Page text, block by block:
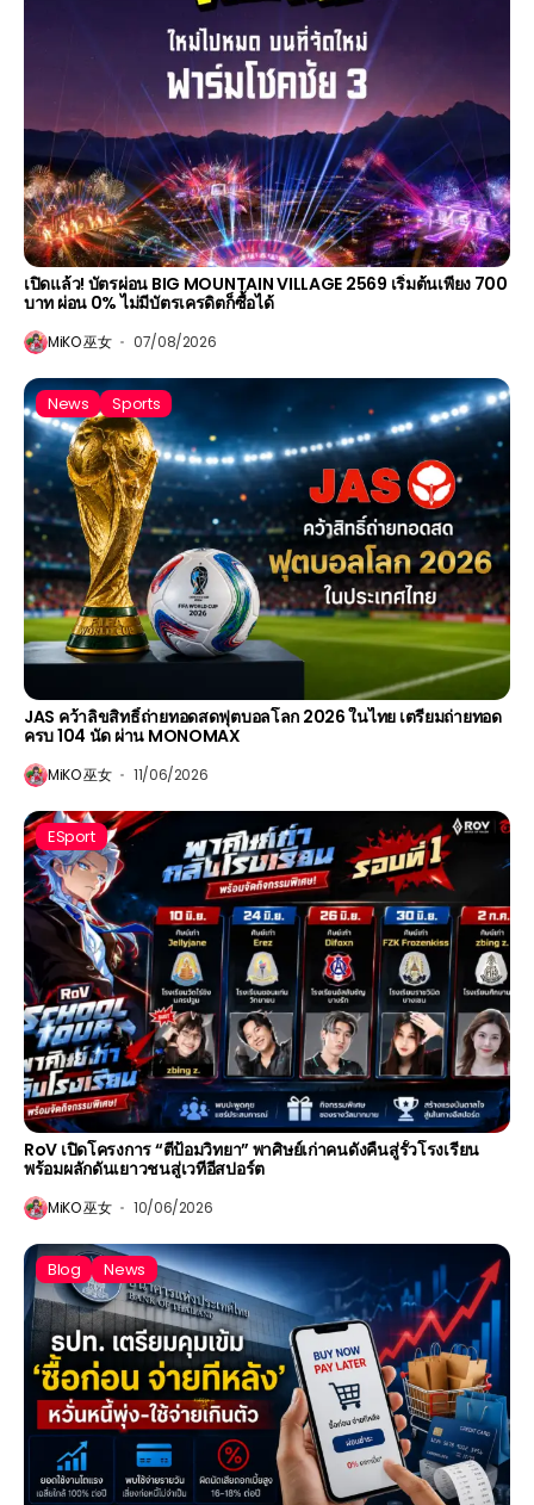
เปิดแล้ว! บัตรผ่อน BIG MOUNTAIN VILLAGE 2569 เริ่มต้นเพียง 700
บาท ผ่อน 0% ไม่มีบัตรเครดิตก็ซื้อได้
MiKO 巫女 07/08/2026
News Sports
JAS คว้าลิขสิทธิ์ถ่ายทอดสดฟุตบอลโลก 2026 ในไทย เตรียมถ่ายทอด
ครบ 104 นัด ผ่าน MONOMAX
MiKO 巫女 11/06/2026
ESport
RoV เปิดโครงการ “ตีป้อมวิทยา” พาศิษย์เก่าคนดังคืนสู่รั้วโรงเรียน
พร้อมผลักดันเยาวชนสู่เวทีอีสปอร์ต
MiKO 巫女 10/06/2026
Blog News